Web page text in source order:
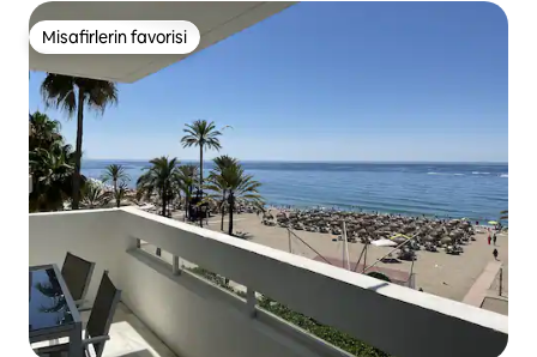
Misafirlerin favorisi
Misafirlerin favorisi